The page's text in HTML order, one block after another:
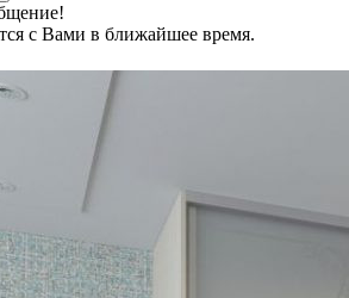
с Вами в ближайшее время.